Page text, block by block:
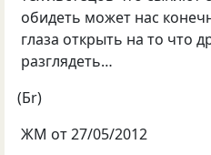
обидеть может нас
глаза открыть на то что
разглядеть…
(Бr)
ЖМ от 27/05/2012